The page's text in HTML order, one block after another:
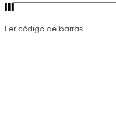
Ler código de barras